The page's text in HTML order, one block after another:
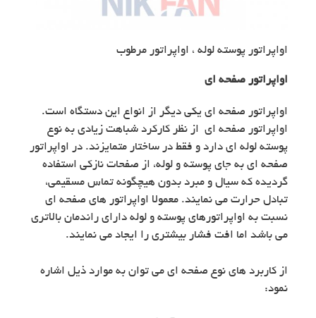
اواپراتور پوسته لوله ، اواپراتور مرطوب
اواپراتور صفحه ای
اواپراتور صفحه ای یکی دیگر از انواع این دستگاه است.
اواپراتور صفحه ای از نظر کارکرد شباهت زیادی به نوع
پوسته لوله ای دارد و فقط در ساختار متمایزند. در اواپراتور
صفحه ای به جای پوسته و لوله، از صفحات نازکی استفاده
گردیده که سیال و مبرد بدون هیچگونه تماس مسقیمی،
تبادل حرارت می نمایند. معمولا اواپراتور های صفحه ای
نسبت به اواپراتورهای پوسته و لوله دارای راندمان بالاتری
می باشد اما افت فشار بیشتری را ایجاد می نمایند.
از کاربرد های نوع صفحه ای می توان به موارد ذیل اشاره
نمود: